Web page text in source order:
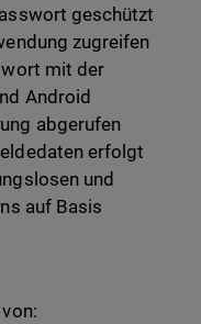
geschützt
zugreifen
mit der
Android
abgerufen
erfolgt
und
auf Basis